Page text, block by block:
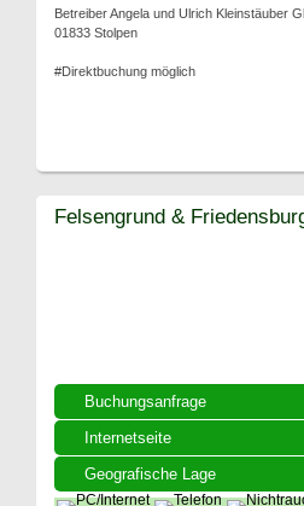
Betreiber Angela und Ulrich Kleinstäuber
01833 Stolpen
#Direktbuchung möglich
Buchungsanfrage
Internetseite
Geografische Lage
Felsengrund &